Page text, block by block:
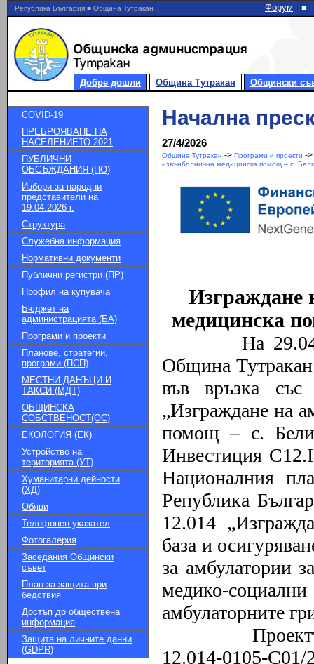
Република България ■ Община Тутракан Форум ■
Добре дошли Община Тутракан Общински
COVID-19
ПРЕБРОЯВАНЕ НА
НАСЕЛЕНИЕТО 2021
ПУБЛИЧНИ
ОБСЪЖДАНИЯ (ПО)
Избори за народни
представители на
19.04.2026 г.
Структура
Служебна информация
Нормативни документи
Публични регистри (ПР)
Профил на купувача
Бюджет на
администрацията (БА)
Програми и проекти
Планове, стратегии,
програми (ПСП)
МЕСТНИ ДАНЪЦИ И
ТАКСИ (МДТ)
ОБЩИНСКА
СОБСТВЕНОСТ(ОС)
ЕКОЛОГИЯ (ЕК)
Устройство на
територията (УТ)
Хуманитарни дейности
(ХД)
Обяви
Телефонен указател
Фотогалерия
Заседания Общински
съвет
План за защита при
бедствия
Достъп до обществена
информация
Защита на личните данни
(GDPR)
Начална
27/4/2026
Община Тутракан -> Програми и проекти ->
извънболнична медицинска помощ – с.
Изграждане
медицинска
На
Община
във връзка със
„Изграждане на
помощ – с.
Инвестиция
Националния
Република
12.014
база и
за амбулатории
медико-
амбулаторните
12.014-0105-С01/